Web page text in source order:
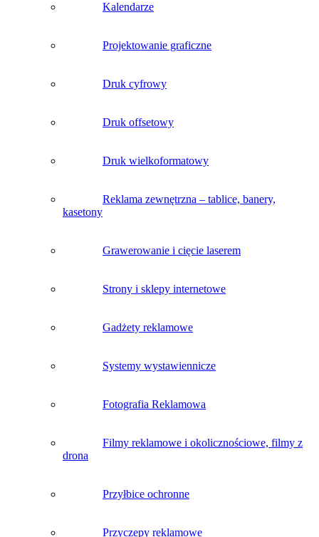
Kalendarze
Projektowanie graficzne
Druk cyfrowy
Druk offsetowy
Druk wielkoformatowy
Reklama zewnętrzna – tablice, banery,
kasetony
Grawerowanie i cięcie laserem
Strony i sklepy internetowe
Gadżety reklamowe
Systemy wystawiennicze
Fotografia Reklamowa
Filmy reklamowe i okolicznościowe, filmy z
drona
Przyłbice ochronne
Przyczepy reklamowe